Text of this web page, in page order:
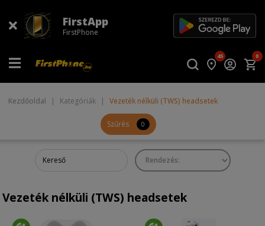
FirstApp
FirstPhone
45 0
Kezdőoldal | Kategóriák | Vezeték nélküli (TWS) headsetek
Szűrés 0
Vezeték nélküli (TWS) headsetek